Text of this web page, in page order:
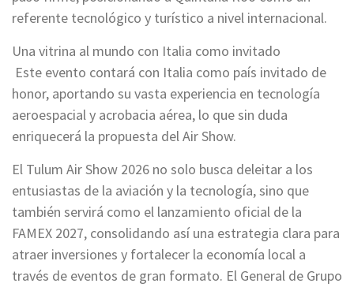
referente tecnológico y turístico a nivel internacional.
Una vitrina al mundo con Italia como invitado
Este evento contará con Italia como país invitado de
honor, aportando su vasta experiencia en tecnología
aeroespacial y acrobacia aérea, lo que sin duda
enriquecerá la propuesta del Air Show.
El Tulum Air Show 2026 no solo busca deleitar a los
entusiastas de la aviación y la tecnología, sino que
también servirá como el lanzamiento oficial de la
FAMEX 2027, consolidando así una estrategia clara para
atraer inversiones y fortalecer la economía local a
través de eventos de gran formato. El General de Grupo